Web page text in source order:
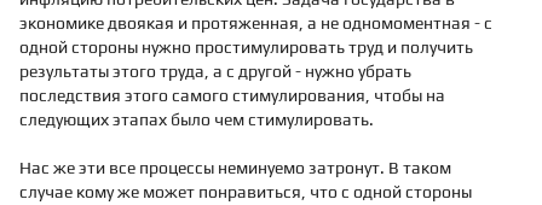
экономике двоякая и протяженная, а не одномоментная - с
одной стороны нужно простимулировать труд и получить
результаты этого труда, а с другой - нужно убрать
последствия этого самого стимулирования, чтобы на
следующих этапах было чем стимулировать.
Нас же эти все процессы неминуемо затронут. В таком
случае кому же может понравиться, что с одной стороны